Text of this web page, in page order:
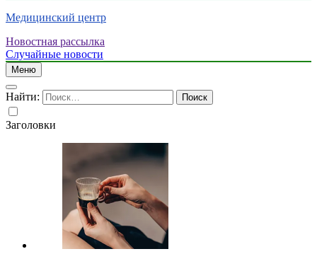
Медицинский центр
Новостная рассылка
Случайные новости
Меню
Найти:
Заголовки